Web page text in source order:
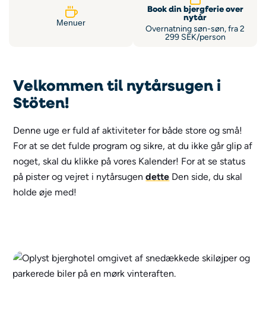
Menuer
Book din bjergferie over
nytår
Overnatning søn-søn, fra 2
299 SEK/person
Velkommen til nytårsugen i
Stöten!
Denne uge er fuld af aktiviteter for både store og små!
For at se det fulde program og sikre, at du ikke går glip af
noget, skal du klikke på vores Kalender! For at se status
på pister og vejret i nytårsugendette Den side, du skal
holde øje med!